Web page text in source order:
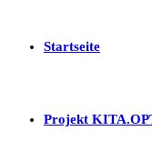
Startseite
Projekt